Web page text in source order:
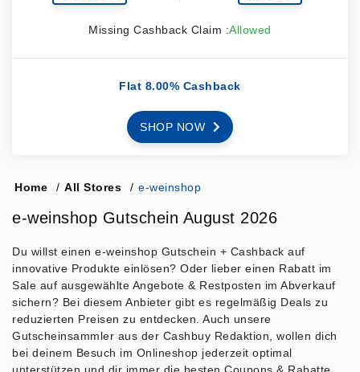
Missing Cashback Claim :Allowed
Flat 8.00% Cashback
SHOP NOW
Home / All Stores / e-weinshop
e-weinshop Gutschein August 2026
Du willst einen e-weinshop Gutschein + Cashback auf
innovative Produkte einlösen? Oder lieber einen Rabatt im
Sale auf ausgewählte Angebote & Restposten im Abverkauf
sichern? Bei diesem Anbieter gibt es regelmäßig Deals zu
reduzierten Preisen zu entdecken. Auch unsere
Gutscheinsammler aus der Cashbuy Redaktion, wollen dich
bei deinem Besuch im Onlineshop jederzeit optimal